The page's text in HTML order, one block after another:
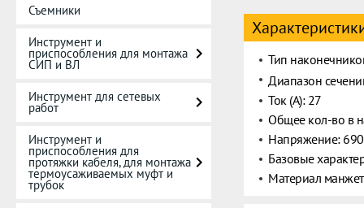
Съемники
Инструмент и
приспособления для монтажа
СИП и ВЛ
Инструмент для сетевых
работ
Инструмент и
приспособления для
протяжки кабеля, для монтажа
термоусаживаемых муфт и
трубок
Тип
Диапазон
Ток (А): 27
Общее кол-во в
Напряжение:
Базовые
Материал